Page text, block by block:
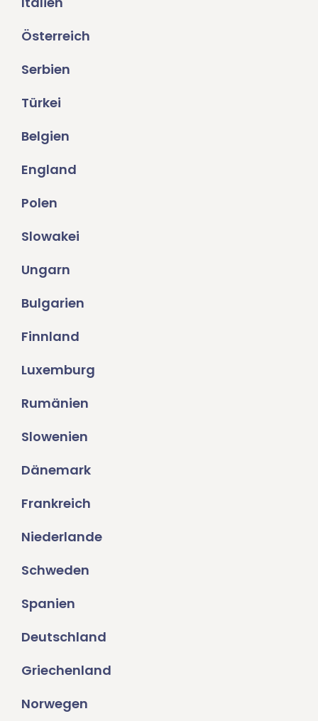
Österreich
Serbien
Türkei
Belgien
England
Polen
Slowakei
Ungarn
Bulgarien
Finnland
Luxemburg
Rumänien
Slowenien
Dänemark
Frankreich
Niederlande
Schweden
Spanien
Deutschland
Griechenland
Norwegen